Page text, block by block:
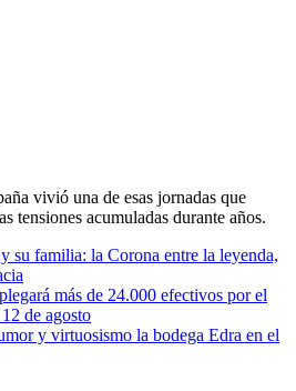
vivió una de esas jornadas que
tensiones acumuladas durante años.
su familia: la Corona entre la leyenda,
más de 24.000 efectivos por el
de agosto
y virtuosismo la bodega Edra en el